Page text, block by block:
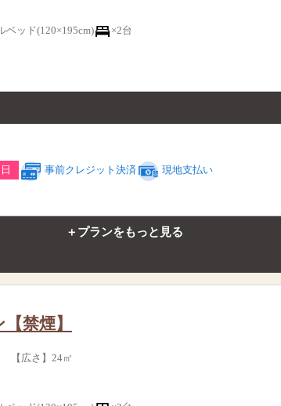
ベッド(120×195cm) ×2台
事前クレジット決済 現地支払い
＋プランをもっと見る
禁煙】
【広さ】24㎡